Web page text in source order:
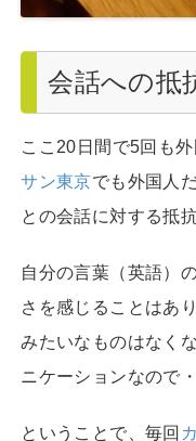
会話への抵
ここ20日間で5回も
サン東京でも外国人
との会話に対する抵
自分の言葉（英語）
さを感じることはあ
みたいなものはなく
ニケーションなので・
ということで、毎回